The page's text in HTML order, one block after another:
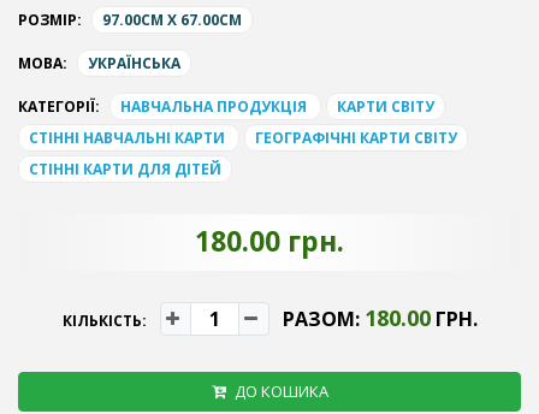
РОЗМІР: 97.00CM X 67.00CM
МОВА: УКРАЇНСЬКА
КАТЕГОРІЇ: НАВЧАЛЬНА ПРОДУКЦІЯ
КАРТИ СВІТУ
СТІННІ НАВЧАЛЬНІ КАРТИ
ГЕОГРАФІЧНІ КАРТИ СВІТУ
СТІННІ КАРТИ ДЛЯ ДІТЕЙ
180.00 грн.
КІЛЬКІСТЬ: РАЗОМ: 180.00ГРН.
ДО КОШИКА